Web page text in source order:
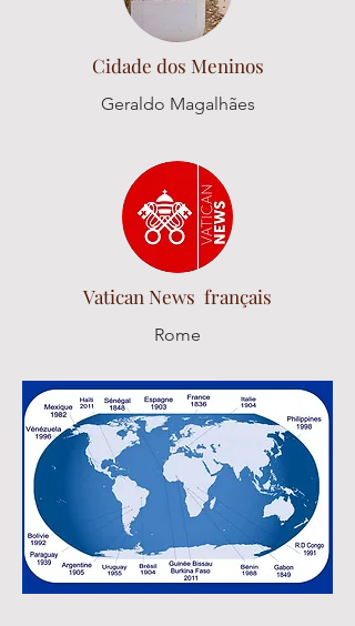
Cidade dos Meninos
Geraldo Magalhães
Vatican News français
Rome